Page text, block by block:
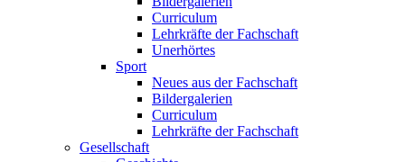
Curriculum
Lehrkräfte der Fachschaft
Unerhörtes
Sport
Neues aus der Fachschaft
Bildergalerien
Curriculum
Lehrkräfte der Fachschaft
Gesellschaft